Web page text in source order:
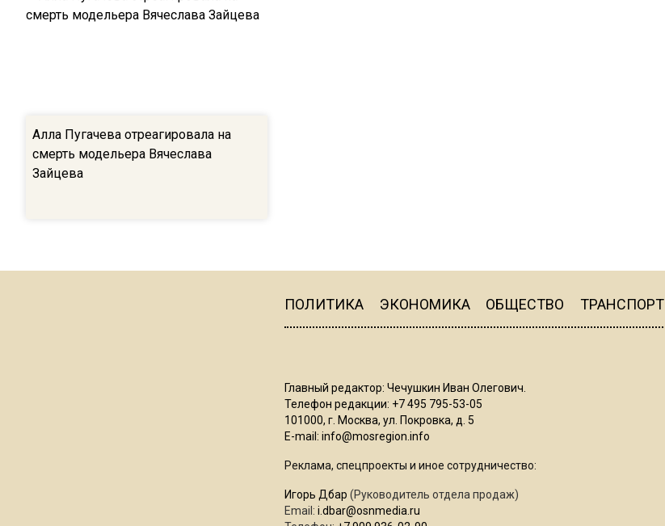
Алла Пугачева отреагировала на
смерть модельера Вячеслава
Зайцева
ПОЛИТИКА ЭКОНОМИКА ОБЩЕСТВО ТРАНСПОРТ
Главный редактор: Чечушкин Иван Олегович.
Телефон редакции: +7 495 795-53-05
101000, г. Москва, ул. Покровка, д. 5
E-mail: info@mosregion.info
Реклама, спецпроекты и иное сотрудничество:
Игорь Дбар (Руководитель отдела продаж)
Email: i.dbar@osnmedia.ru